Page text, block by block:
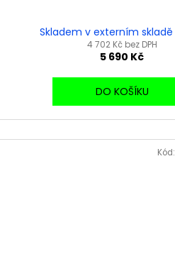
Skladem v externím skladě
4 702 Kč bez DPH
5 690 Kč
DO KOŠÍKU
Kód: